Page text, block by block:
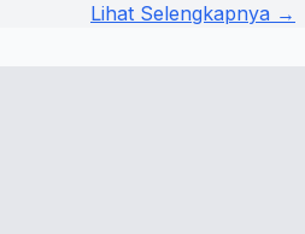
Lihat Selengkapnya →